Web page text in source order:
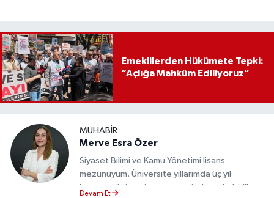
Emeklilerden Hükümete Tepki:
“Açlığa Mahkûm Ediliyoruz”
MUHABIR
Merve Esra Özer
Siyaset Bilimi ve Kamu Yönetimi lisans
mezunuyum. Üniversite yıllarımda üç yıl
boyunca üniversite gazetesinde muhabirlik
Devam Et